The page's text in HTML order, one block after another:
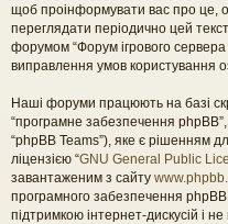
щоб проінформувати вас про це,
переглядати періодично цей
форумом “Форум ігрового
виправлення умов користування
Наші форуми працюють на базі
“програмне забезпечення
“phpBB Teams”), яке є рішенням
ліцензією “GNU General Public
завантаженим з сайту
програмного забезпечення phpBB
підтримкою інтернет-дискусій і